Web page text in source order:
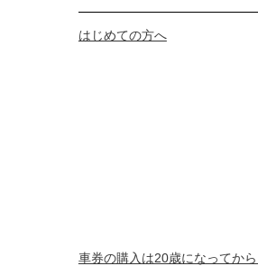
はじめての方へ
車券の購入は20歳になってか